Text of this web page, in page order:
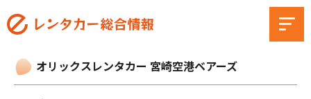
オリックスレンタカー 宮崎空港ベアーズ